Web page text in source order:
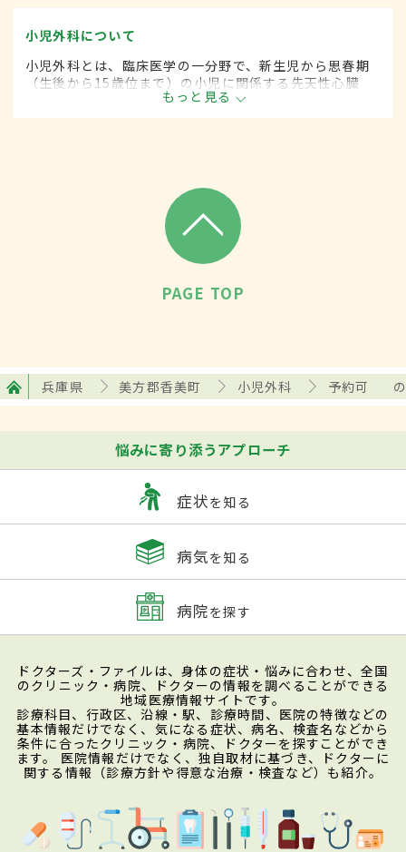
小児外科について
小児外科とは、臨床医学の一分野で、新生児から思春期
（生後から15歳位まで）の小児に関係する先天性心臓
病・各種奇形などに対して、手術的な方法によって治療
します。
もっと見る
PAGE TOP
兵庫県 美方郡香美町 小児外科 予約可
悩みに寄り添うアプローチ
症状を知る
病気を知る
病院を探す
ドクターズ・ファイルは、身体の症状・悩みに合わせ、全国
のクリニック・病院、ドクターの情報を調べることができる
地域医療情報サイトです。
診療科目、行政区、沿線・駅、診療時間、医院の特徴などの
基本情報だけでなく、気になる症状、病名、検査名などから
条件に合ったクリニック・病院、ドクターを探すことができ
ます。 医院情報だけでなく、独自取材に基づき、ドクターに
関する情報（診療方針や得意な治療・検査など）も紹介。